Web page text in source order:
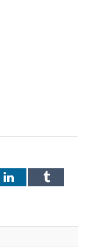
LinkedInTumblr